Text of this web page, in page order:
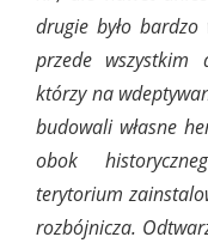
drugie było
przede wszystkim
którzy na
budowali własne
obok
terytorium
rozbójnicza.